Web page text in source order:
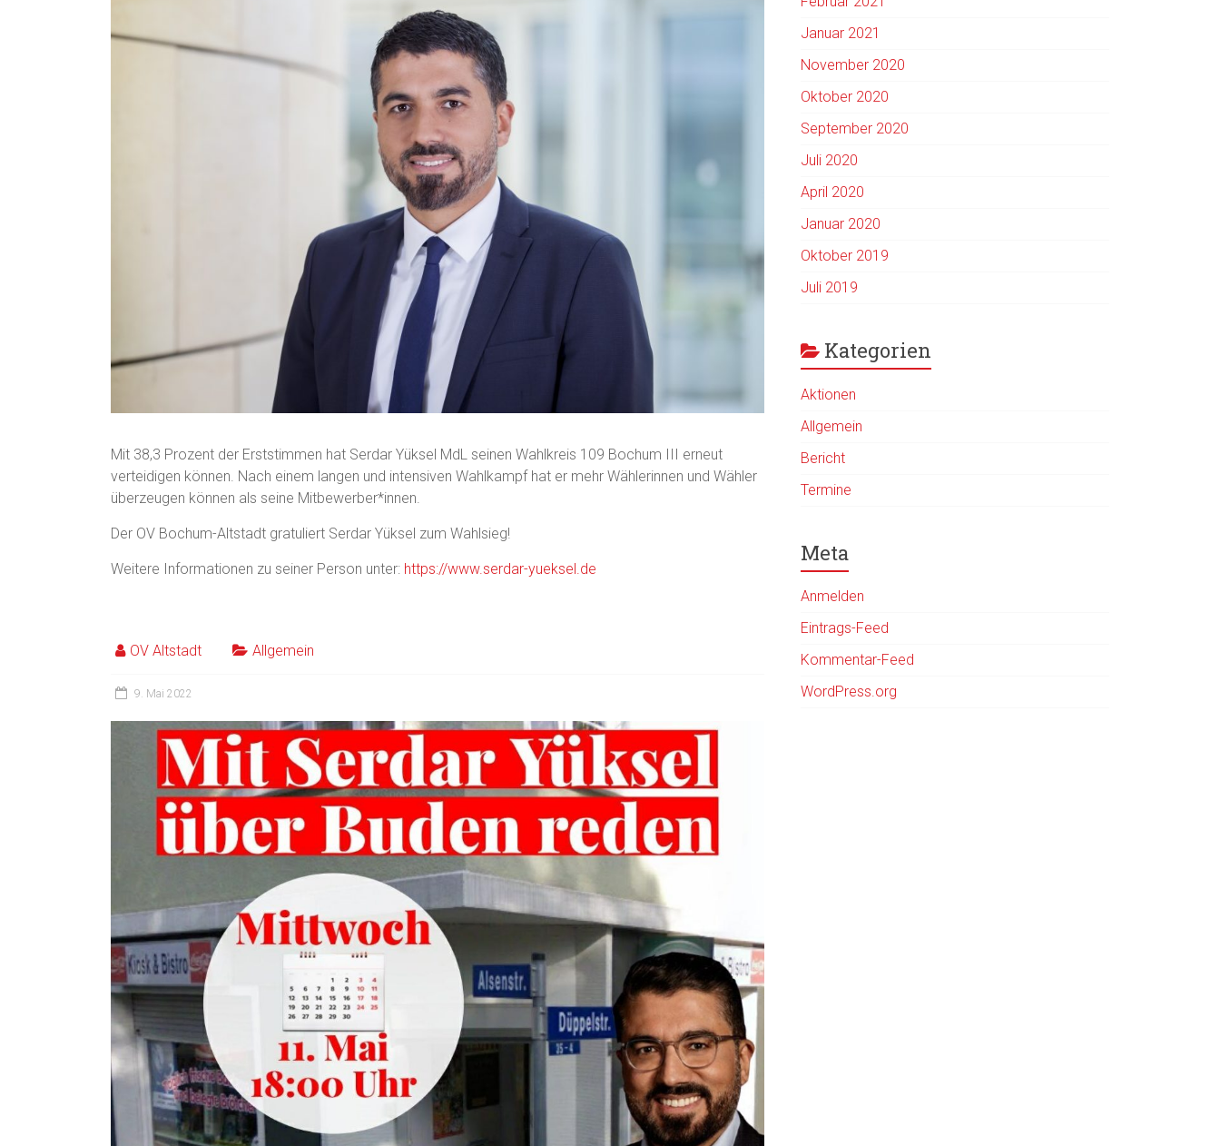
Mit 38,3 Prozent der Erststimmen hat Serdar Yüksel MdL seinen Wahlkreis 109 Bochum III erneut
verteidigen können. Nach einem langen und intensiven Wahlkampf hat er mehr Wählerinnen und Wähler
überzeugen können als seine Mitbewerber*innen.
Der OV Bochum-Altstadt gratuliert Serdar Yüksel zum Wahlsieg!
Weitere Informationen zu seiner Person unter: https://www.serdar-yueksel.de
OV Altstadt Allgemein
9. Mai 2022
Januar 2021
November 2020
Oktober 2020
September 2020
Juli 2020
April 2020
Januar 2020
Oktober 2019
Juli 2019
Kategorien
Aktionen
Allgemein
Bericht
Termine
Meta
Anmelden
Eintrags-Feed
Kommentar-Feed
WordPress.org